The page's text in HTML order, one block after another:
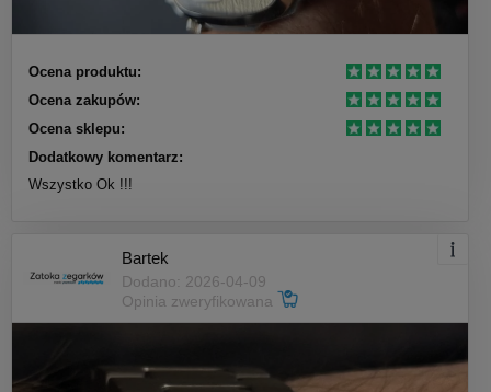
Ocena produktu:
Ocena zakupów:
Ocena sklepu:
Dodatkowy komentarz:
Wszystko Ok !!!
Bartek
Dodano: 2026-04-09
Opinia zweryfikowana